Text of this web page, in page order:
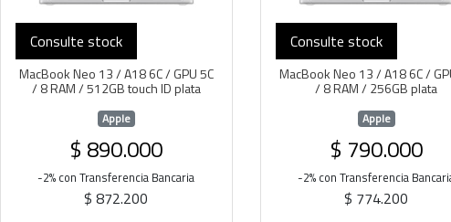
Consulte stock
MacBook Neo 13 / A18 6C / GPU 5C
/ 8 RAM / 512GB touch ID plata
Apple
$ 890.000
-2% con Transferencia Bancaria
$ 872.200
Consulte stock
MacBook Neo 13 / A18 6C /
/ 8 RAM / 256GB plata
Apple
$ 790.000
-2% con Transferencia
$ 774.200